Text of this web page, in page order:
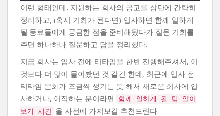
이런 형태인데, 지원하는 회사의 공고를 상단에 간략히
정리하고, (혹시 기회가 된다면) 입사하면 함께 일하게
될 동료들에게 궁금한 점을 준비해뒀다가 질문 기회를
주면 하나하나 질문하고 답을 정리했다.
지금 회사는 입사 전에 티타임을 한번 진행해주셔서, 이
것보다 더 많이 물어봤던 것 같긴 한데, 최근에 입사 전
티타임 문화가 조금씩 생기는 듯 해서 새로운 회사에 입
사하거나, 이직하는 분이라면
함께 일하게 될 팀 알아
보기 시간 을 사전에 가져보길 추천드린다.